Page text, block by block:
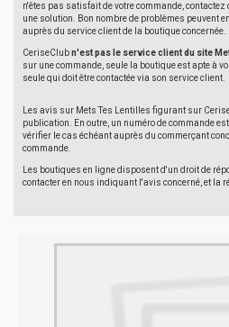
n'êtes pas satisfait de votre commande,
une solution. Bon nombre de problèmes peuvent
auprès du service client de la boutique concernée.
CeriseClubn'est pas le service client du site
sur une commande, seule la boutique est apte à
seule qui doit être contactée via son service client.
Les avis sur Mets Tes Lentilles figurant sur
publication. En outre, un numéro de commande
vérifier le cas échéant auprès du commerçant
commande.
Les boutiques en ligne disposent d'un droit de
contacter en nous indiquant l'avis concerné, et la